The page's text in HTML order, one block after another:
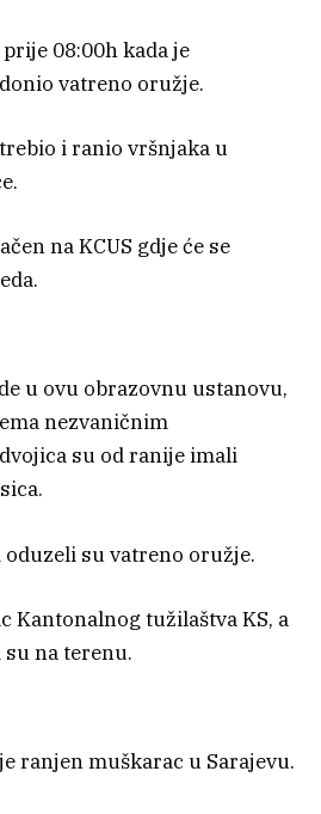
08:00h kada je
vatreno oružje.
i ranio vršnjaka u
na KCUS gdje će se
u ovu obrazovnu ustanovu,
nezvaničnim
su od ranije imali
su vatreno oružje.
Kantonalnog tužilaštva KS, a
na terenu.
ranjen muškarac u Sarajevu.